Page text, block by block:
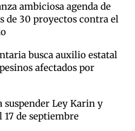
ambiciosa agenda de
de 30 proyectos contra el
busca auxilio estatal
afectados por
suspender Ley Karin y
de septiembre